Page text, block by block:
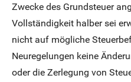
Zwecke des Grundsteuer
Vollständigkeit halber sei
nicht auf mögliche
Neuregelungen keine
oder die Zerlegung von